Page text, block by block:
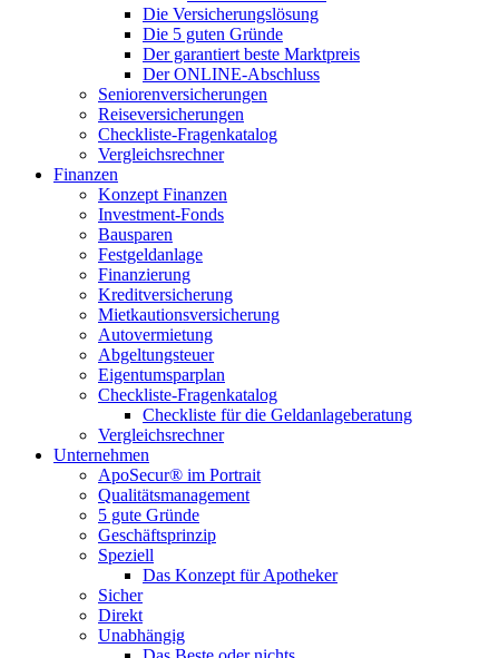
Die Versicherungslösung
Die 5 guten Gründe
Der garantiert beste Marktpreis
Der ONLINE-Abschluss
Seniorenversicherungen
Reiseversicherungen
Checkliste-Fragenkatalog
Vergleichsrechner
Finanzen
Konzept Finanzen
Investment-Fonds
Bausparen
Festgeldanlage
Finanzierung
Kreditversicherung
Mietkautionsversicherung
Autovermietung
Abgeltungsteuer
Eigentumsparplan
Checkliste-Fragenkatalog
Checkliste für die Geldanlageberatung
Vergleichsrechner
Unternehmen
ApoSecur® im Portrait
Qualitätsmanagement
5 gute Gründe
Geschäftsprinzip
Speziell
Das Konzept für Apotheker
Sicher
Direkt
Unabhängig